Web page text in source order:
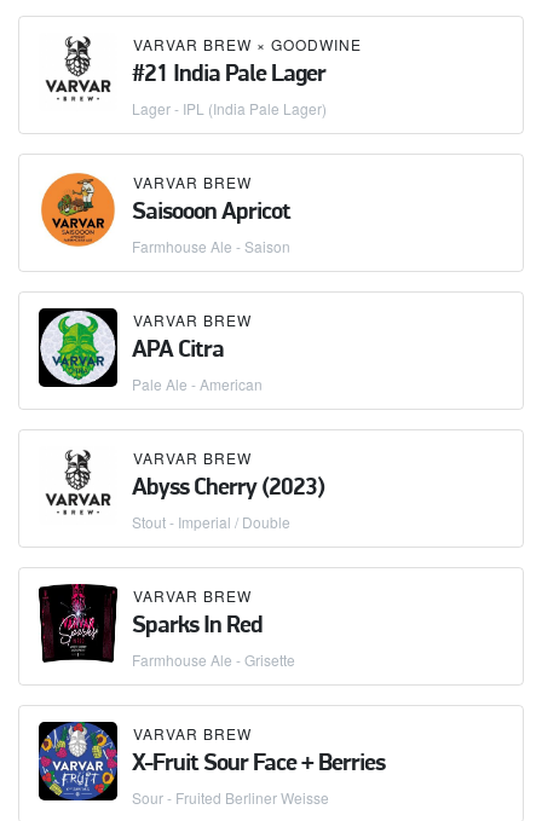
VARVAR BREW × GOODWINE
#21 India Pale Lager
Lager - IPL (India Pale Lager)
VARVAR BREW
Saisooon Apricot
Farmhouse Ale - Saison
VARVAR BREW
APA Citra
Pale Ale - American
VARVAR BREW
Abyss Cherry (2023)
Stout - Imperial / Double
VARVAR BREW
Sparks In Red
Farmhouse Ale - Grisette
VARVAR BREW
X-Fruit Sour Face + Berries
Sour - Fruited Berliner Weisse